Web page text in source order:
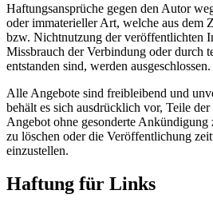
Haftungsansprüche gegen den Autor
oder immaterieller Art, welche aus dem
bzw. Nichtnutzung der veröffentlichten
Missbrauch der Verbindung oder durch
entstanden sind, werden ausgeschlossen.
Alle Angebote sind freibleibend und
behält es sich ausdrücklich vor, Teile der
Angebot ohne gesonderte Ankündigung
zu löschen oder die Veröffentlichung
einzustellen.
Haftung für Links